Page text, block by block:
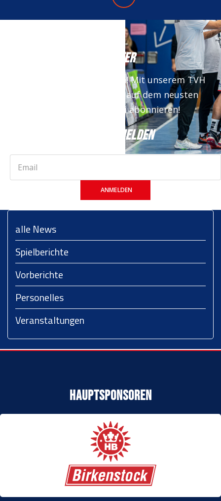
NEWSLETTER
Keine News mehr verpassen! Mit unserem TVH
Newsletter bist du immer auf dem neusten
Stand. Jetzt kostenfrei abonnieren!
JETZT ANMELDEN
ANMELDEN
alle News
Spielberichte
Vorberichte
Personelles
Veranstaltungen
Hauptsponsoren